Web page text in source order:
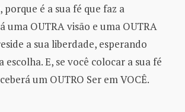
é a sua fé que faz a
uma OUTRA visão e uma OUTRA
a sua liberdade, esperando
escolha. E, se você colocar a sua fé
um OUTRO Ser em VOCÊ.